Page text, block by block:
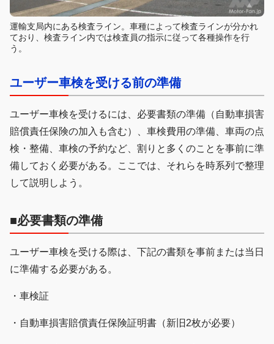
運輸支局内にある検査ライン。車種によって検査ラインが分かれ
ており、検査ライン内では検査員の指示に従って各種操作を行
う。
ユーザー車検を受ける前の準備
ユーザー車検を受けるには、必要書類の準備（自動車損害
賠償責任保険の加入も含む）、車検費用の準備、車両の点
検・整備、車検の予約など、割りと多くのことを事前に準
備しておく必要がある。ここでは、それらを時系列で整理
して説明しよう。
■必要書類の準備
ユーザー車検を受ける際は、下記の書類を事前または当日
に準備する必要がある。
・車検証
・自動車損害賠償責任保険証明書（新旧2枚が必要）